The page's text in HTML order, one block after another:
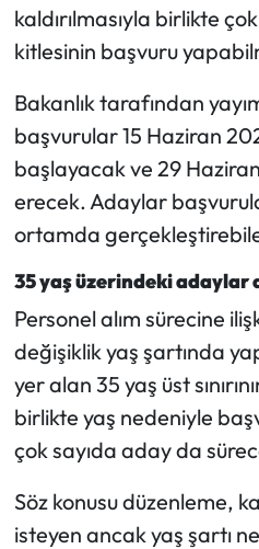
kaldırılmasıyla birlikte
kitlesinin başvuru
Bakanlık tarafından
başvurular 15 Haziran
başlayacak ve 29
erecek. Adaylar
ortamda
35 yaş üzerindeki adaylar
Personel alım sürecine
değişiklik yaş şartında
yer alan 35 yaş üst
birlikte yaş nedeniyle
çok sayıda aday da
Söz konusu düzenleme,
isteyen ancak yaş şartı
Osmancık Haberleri
Otomotiv
Resmi İlan
Resmi Reklam
Siyaset
Spor
Sungurlu Haberleri
Uğurludağ Haberleri